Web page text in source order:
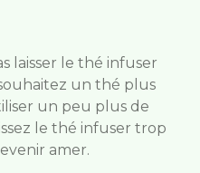
laisser le thé infuser
un thé plus
un peu plus de
le thé infuser trop
amer.